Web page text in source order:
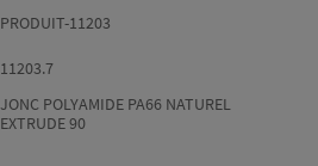
PRODUIT-11203
11203.7
JONC POLYAMIDE PA66 NATUREL
EXTRUDE 90